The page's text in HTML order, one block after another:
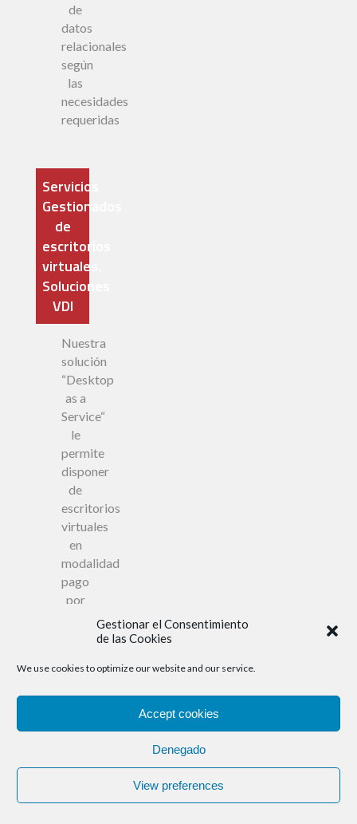
Gestionar el Consentimiento
de las Cookies
We use cookies to optimize our website and our service.
Accept cookies
Denegado
View preferences
de
datos
relacionales
según
las
necesidades
requeridas
Servicios
Gestionados
de
escritorios
virtuales.
Soluciones
VDI
Nuestra
solución
“Desktop
as a
Service“
le
permite
disponer
de
escritorios
virtuales
en
modalidad
pago
por
servicio
una